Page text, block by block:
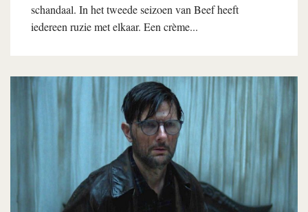
schandaal. In het tweede seizoen van Beef heeft
iedereen ruzie met elkaar. Een crème...
Lees verder